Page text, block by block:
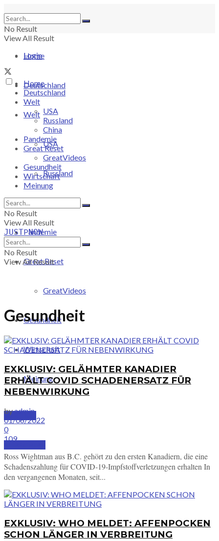
No Result
View All Result
Login
Home
Deutschland
Welt
USA
Russland
Pandemie
Great Reset
GreatVideos
Gesundheit
Wirtschaft
Meinung
PRICING
Home
Deutschland
Welt
USA
Russland
China
Pandemie
Great Reset
GreatVideos
Gesundheit
Wirtschaft
Meinung
No Result
View All Result
JUST-NOW
No Result
View All Result
Gesundheit
EXKLUSIV: GELÄHMTER KANADIER
ERHÄLT COVID SCHADENERSATZ FÜR
NEBENWIRKUNG
byadmin
01/06/2022
0
109
Ross Wightman aus B.C. gehört zu den ersten Kanadiern, die eine
Schadenszahlung für COVID-19-Impfstoffverletzungen erhalten In
den vergangenen Monaten, seit...
EXKLUSIV: WHO MELDET: AFFENPOCKEN
SCHON LÄNGER IN VERBREITUNG